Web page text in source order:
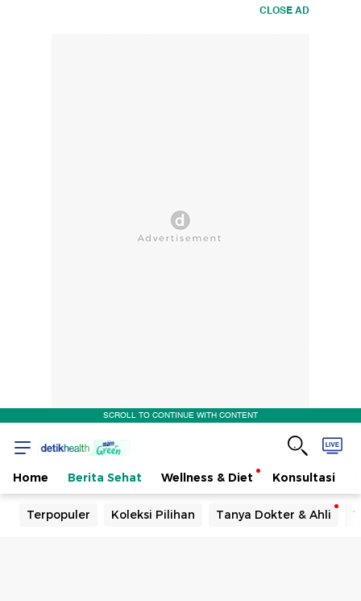
CLOSE AD
SCROLL TO CONTINUE WITH CONTENT
Home Berita Sehat Wellness & Diet Konsultasi
Terpopuler Koleksi Pilihan Tanya Dokter & Ahli